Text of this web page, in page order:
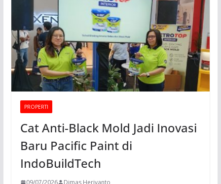
PROPERTI
Cat Anti-Black Mold Jadi Inovasi
Baru Pacific Paint di
IndoBuildTech
09/07/2026 Dimas Heriyanto